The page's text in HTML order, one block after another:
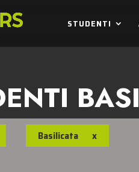
STUDENTI
Basilicata x